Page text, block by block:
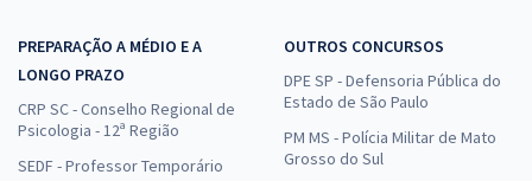
PREPARAÇÃO A MÉDIO E A
LONGO PRAZO
CRP SC - Conselho Regional de
Psicologia - 12ª Região
SEDF - Professor Temporário
OUTROS CONCURSOS
DPE SP - Defensoria Pública do
Estado de São Paulo
PM MS - Polícia Militar de Mato
Grosso do Sul